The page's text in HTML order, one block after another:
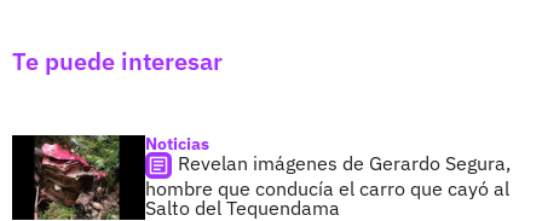
Te puede interesar
Noticias
Revelan imágenes de Gerardo Segura,
hombre que conducía el carro que cayó al
Salto del Tequendama